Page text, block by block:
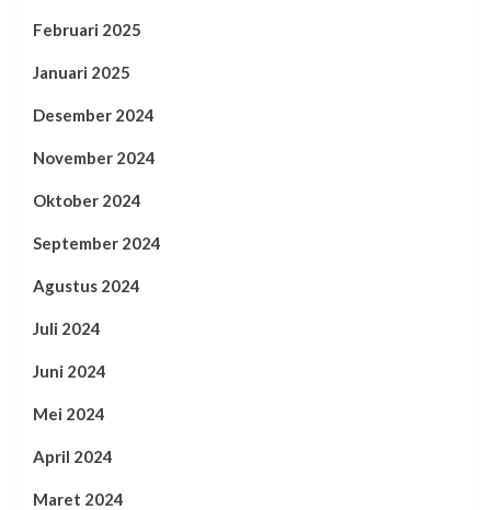
Februari 2025
Januari 2025
Desember 2024
November 2024
Oktober 2024
September 2024
Agustus 2024
Juli 2024
Juni 2024
Mei 2024
April 2024
Maret 2024